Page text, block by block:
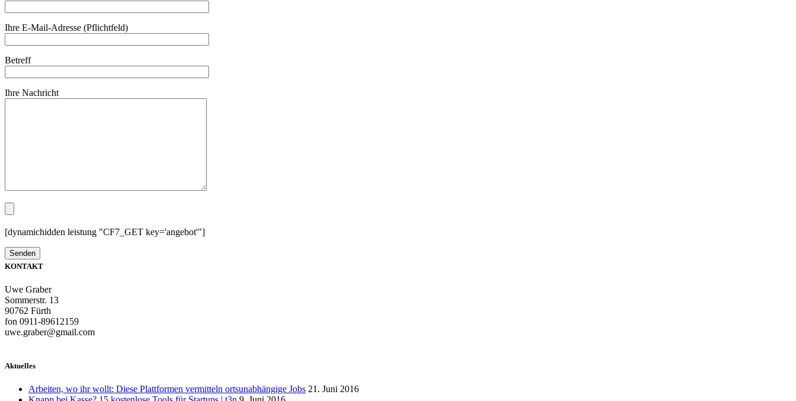
Ihre E-Mail-Adresse (Pflichtfeld)
Betreff
Ihre Nachricht
[dynamichidden leistung "CF7_GET key='angebot'"]
KONTAKT
Uwe Graber
Sommerstr. 13
90762 Fürth
fon 0911-89612159
uwe.graber@gmail.com
Aktuelles
Arbeiten, wo ihr wollt: Diese Plattformen vermitteln ortsunabhängige Jobs 21. Juni 2016